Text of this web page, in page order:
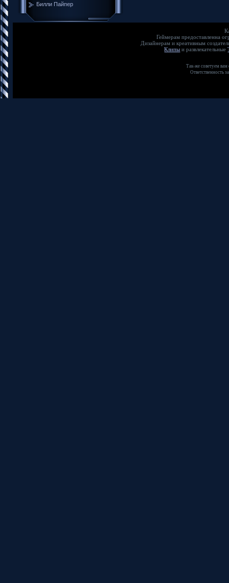
Билли Пайпер
Геймерам предоставленна
Дизайнерам и креативным
Клипы и развлекательные
Так-же советуем
Ответственность